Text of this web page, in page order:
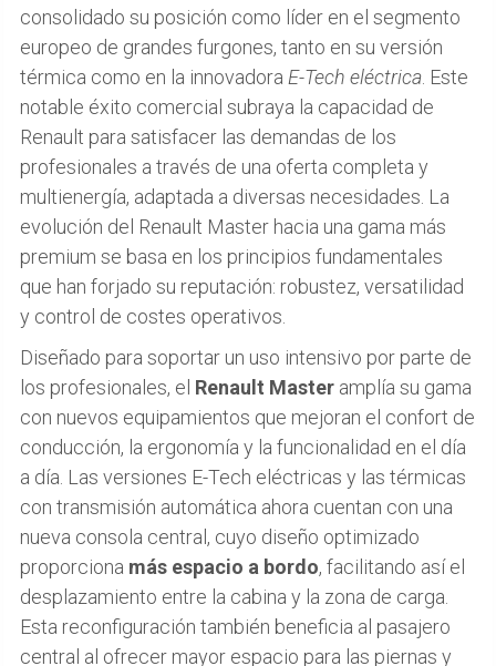
consolidado su posición como líder en el segmento
europeo de grandes furgones, tanto en su versión
térmica como en la innovadora E-Tech eléctrica . Este
notable éxito comercial subraya la capacidad de
Renault para satisfacer las demandas de los
profesionales a través de una oferta completa y
multienergía, adaptada a diversas necesidades. La
evolución del Renault Master hacia una gama más
premium se basa en los principios fundamentales
que han forjado su reputación: robustez, versatilidad
y control de costes operativos.
Diseñado para soportar un uso intensivo por parte de
los profesionales, el Renault Master amplía su gama
con nuevos equipamientos que mejoran el confort de
conducción, la ergonomía y la funcionalidad en el día
a día. Las versiones E-Tech eléctricas y las térmicas
con transmisión automática ahora cuentan con una
nueva consola central, cuyo diseño optimizado
proporciona más espacio a bordo, facilitando así el
desplazamiento entre la cabina y la zona de carga.
Esta reconfiguración también beneficia al pasajero
central al ofrecer mayor espacio para las piernas y